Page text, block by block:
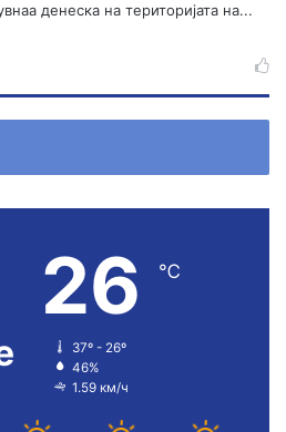
денеска на територијата на...
26 ℃
37º - 26º
46%
1.59 км/ч